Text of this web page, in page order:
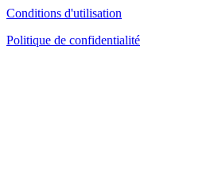
Conditions d'utilisation
Politique de confidentialité